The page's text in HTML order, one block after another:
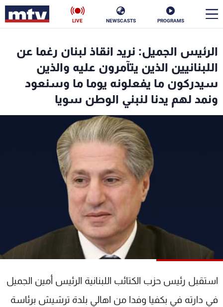
PROGRAMS
NEWSCASTS
LIVE
الرئيس الجميل: نريد انقاذ لبنان رغما عن
اللبنانيين الذين يتآمرون عليه والذين
سيدركون ما يفعلونه يوما ما وسنعود
ونمد لهم يدنا لنبني الوطن سويا
استقبل رئيس حزب الكتائب اللبنانية الرئيس أمين الجميل
في دارته في بكفيا وفدا من اهالي بلدة ترشيش برئاسة
الأخبار
سياسة ناس
إقتصاد فن
رياضة
شاهد البرامج
الترددات
عن MTV
لاعلاناتكم
وظائف
شروط الإسـتخدام